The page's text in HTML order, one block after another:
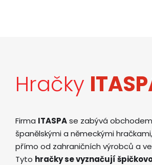
Hračky
Firma ITASPAse zabývá
španělskými a německými
přímo od zahraničních výrobců a
Tyto hračky se vyznačují